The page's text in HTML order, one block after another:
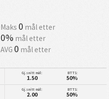
Maks 0 mål etter
0% mål etter
AVG 0 mål etter
Gj.snitt mål:
1.50
BTTS:
50%
Gj.snitt mål:
2.00
BTTS:
50%